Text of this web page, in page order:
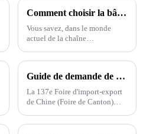
Comment choisir la bâche à rayures PE la mieux adaptée à votre chaîne d'approvisionnement mondiale
Vous savez, dans le monde
actuel de la chaîne
assez compliqué, choisir les
extrêmement important si vous
voulez que les choses
continuent de fonctionner.
Guide de demande de badge d'acheteur étranger - 137e Foire de Canton
La 137e Foire d'import-export
de Chine (Foire de Canton)
octobre 2024. Nous vous